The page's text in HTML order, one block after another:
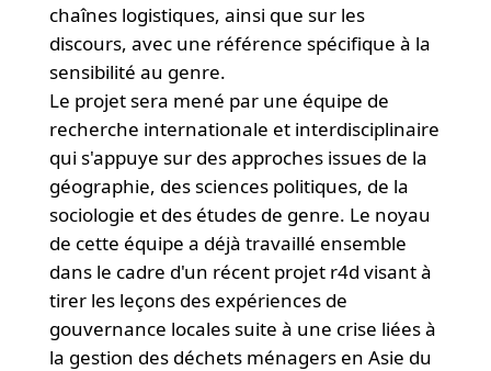
chaînes logistiques, ainsi que sur les
discours, avec une référence spécifique à la
sensibilité au genre.
Le projet sera mené par une équipe de
recherche internationale et interdisciplinaire
qui s'appuye sur des approches issues de la
géographie, des sciences politiques, de la
sociologie et des études de genre. Le noyau
de cette équipe a déjà travaillé ensemble
dans le cadre d'un récent projet r4d visant à
tirer les leçons des expériences de
gouvernance locales suite à une crise liées à
la gestion des déchets ménagers en Asie du